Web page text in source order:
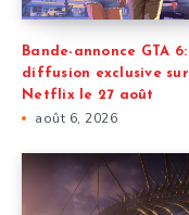
Bande-annonce GTA 6:
diffusion exclusive sur
Netflix le 27 août
août 6, 2026